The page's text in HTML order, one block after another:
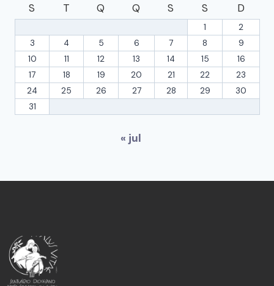
S
T Q Q S S D
1
2
3
4 5 6 7 8
9
10
11 12 13 14 15
16
17
18 19 20 21 22
23
24
25 26 27 28 29
30
31
« jul